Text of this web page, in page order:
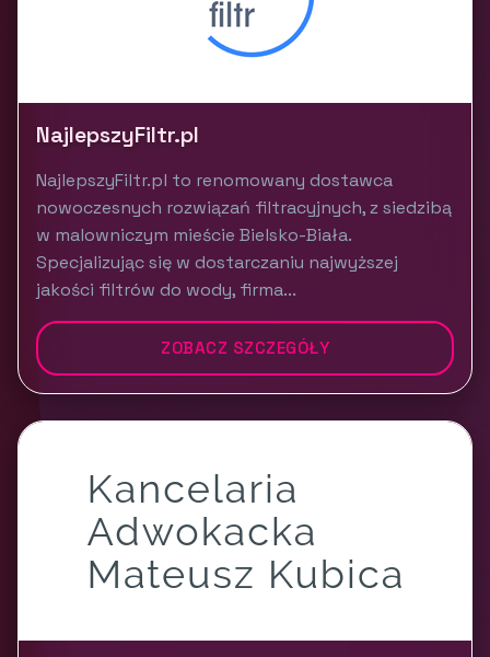
NajlepszyFiltr.pl
NajlepszyFiltr.pl to renomowany dostawca
nowoczesnych rozwiązań filtracyjnych, z siedzibą
w malowniczym mieście Bielsko-Biała.
Specjalizując się w dostarczaniu najwyższej
jakości filtrów do wody, firma...
ZOBACZ SZCZEGÓŁY